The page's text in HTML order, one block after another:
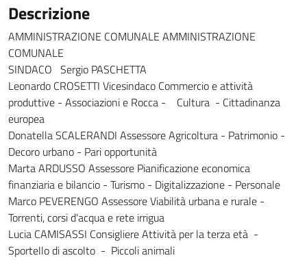
Descrizione
AMMINISTRAZIONE COMUNALE AMMINISTRAZIONE
COMUNALE
SINDACO Sergio PASCHETTA
Leonardo CROSETTI Vicesindaco Commercio e attività
produttive - Associazioni e Rocca - Cultura - Cittadinanza
europea
Donatella SCALERANDI Assessore Agricoltura - Patrimonio -
Decoro urbano - Pari opportunità
Marta ARDUSSO Assessore Pianificazione economica
finanziaria e bilancio - Turismo - Digitalizzazione - Personale
Marco PEVERENGO Assessore Viabilità urbana e rurale -
Torrenti, corsi d'acqua e rete irrigua
Lucia CAMISASSI Consigliere Attività per la terza età -
Sportello di ascolto - Piccoli animali